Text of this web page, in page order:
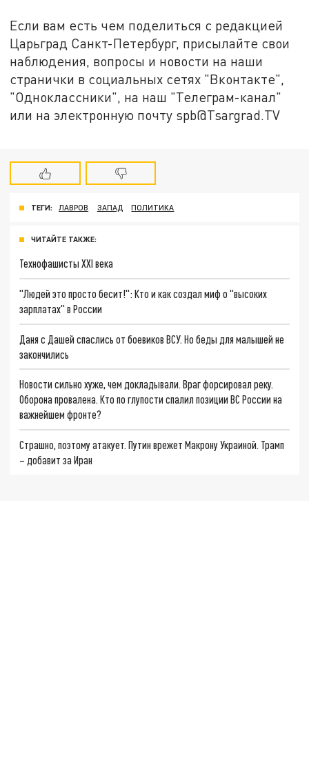
Если вам есть чем поделиться с редакцией
Царьград Санкт-Петербург, присылайте свои
наблюдения, вопросы и новости на наши
странички в социальных сетях "Вконтакте",
"Одноклассники", на наш "Телеграм-канал"
или на электронную почту spb@Tsargrad.TV
ТЕГИ: ЛАВРОВ ЗАПАД ПОЛИТИКА
ЧИТАЙТЕ ТАКЖЕ:
Технофашисты XXI века
"Людей это просто бесит!": Кто и как создал миф о "высоких
зарплатах" в России
Даня с Дашей спаслись от боевиков ВСУ. Но беды для малышей не
закончились
Новости сильно хуже, чем докладывали. Враг форсировал реку.
Оборона провалена. Кто по глупости спалил позиции ВС России на
важнейшем фронте?
Страшно, поэтому атакует. Путин врежет Макрону Украиной. Трамп
– добавит за Иран